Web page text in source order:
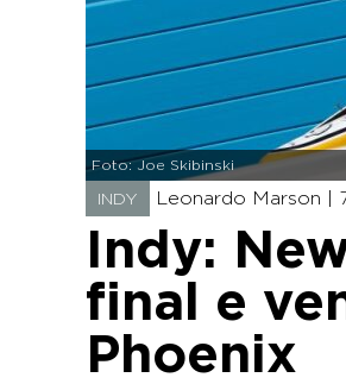
Foto: Joe Skibinski
INDY Leonardo Marson |
Indy:
final e
Phoenix